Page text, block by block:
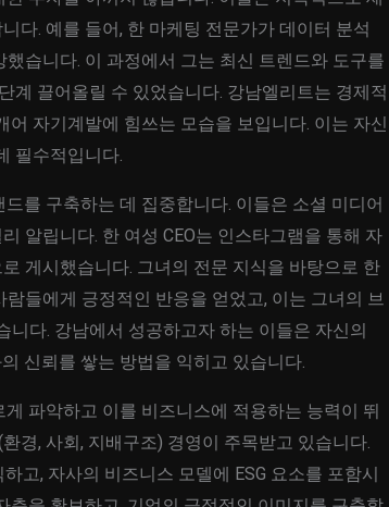
다. 예를 들어, 한 마케팅 전문가가 데이터 분석
습니다. 이 과정에서 그는 최신 트렌드와 도구를
계 끌어올릴 수 있었습니다. 강남엘리트는 경제적
어 자기계발에 힘쓰는 모습을 보입니다. 이는 자신
필수적입니다.
를 구축하는 데 집중합니다. 이들은 소셜 미디어
알립니다. 한 여성 CEO는 인스타그램을 통해 자
게시했습니다. 그녀의 전문 지식을 바탕으로 한
들에게 긍정적인 반응을 얻었고, 이는 그녀의 브
니다. 강남에서 성공하고자 하는 이들은 자신의
신뢰를 쌓는 방법을 익히고 있습니다.
파악하고 이를 비즈니스에 적용하는 능력이 뛰
경, 사회, 지배구조) 경영이 주목받고 있습니다.
고, 자사의 비즈니스 모델에 ESG 요소를 포함시